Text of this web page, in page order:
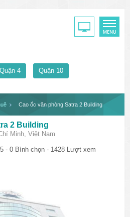
Quận 4 Quận 10
Cao ốc văn phòng Satra 2 Building
2 Building
Minh, Việt Nam
-0 Bình chọn - 1428 Lượt xem